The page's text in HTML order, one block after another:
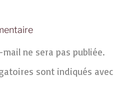
ne sera pas publiée.
sont indiqués avec